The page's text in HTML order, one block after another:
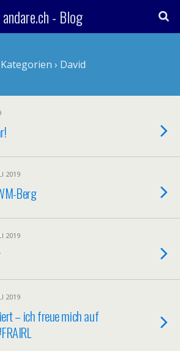
andare.ch - Blog
Kategorien › David
2019
Berg
2019
2019
– ich freue mich auf